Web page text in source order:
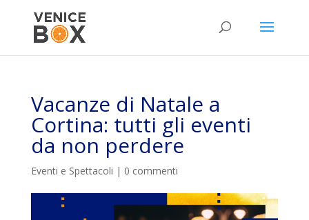
Vacanze di Natale a
Cortina: tutti gli eventi
da non perdere
Eventi e Spettacoli | 0 commenti